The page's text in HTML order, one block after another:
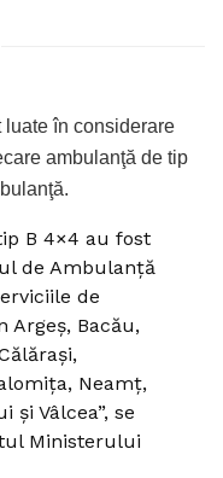
luate în considerare
ambulanţă de tip
B 4×4 au fost
de Ambulanţă
de
Bacău,
Neamţ,
şi Vâlcea”, se
Ministerului